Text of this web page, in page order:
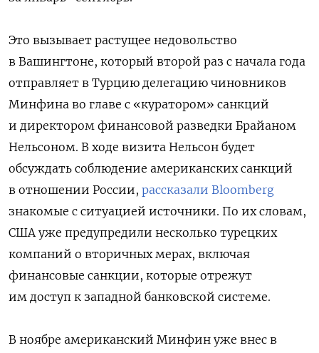
Это вызывает растущее недовольство
в Вашингтоне, который второй раз с начала года
отправляет в Турцию делегацию чиновников
Минфина во главе с «куратором» санкций
и директором финансовой разведки Брайаном
Нельсоном. В ходе визита Нельсон будет
обсуждать соблюдение американских санкций
в отношении России, рассказали Bloomberg
знакомые с ситуацией источники. По их словам,
США уже предупредили несколько турецких
компаний о вторичных мерах, включая
финансовые санкции, которые отрежут
им доступ к западной банковской системе.
В ноябре американский Минфин уже внес в